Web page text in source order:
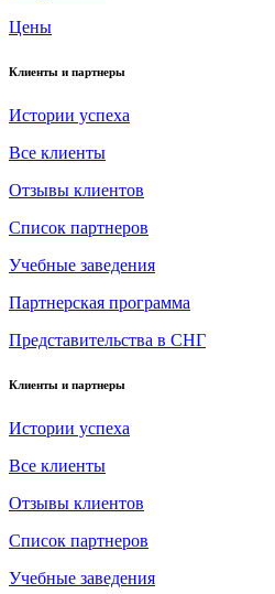
Цены
Клиенты и партнеры
Истории успеха
Все клиенты
Отзывы клиентов
Список партнеров
Учебные заведения
Партнерская программа
Представительства в СНГ
Клиенты и партнеры
Истории успеха
Все клиенты
Отзывы клиентов
Список партнеров
Учебные заведения